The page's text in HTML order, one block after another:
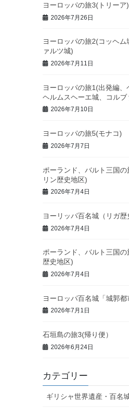
ヨーロッパの旅3(トリーア)
2026年7月26日
ヨーロッパの旅2(コッヘム
ァルツ城)
2026年7月11日
ヨーロッパの旅1(出発編
ヘルムスヘーエ城、コルブ
2026年7月10日
ヨーロッパの旅5(モナコ)
2026年7月7日
ポーランド、バルト三国
リン歴史地区)
2026年7月4日
ヨーリッパ百名城（リガ歴
2026年7月4日
ポーランド、バルト三国
歴史地区)
2026年7月4日
ヨーロッパ百名城「城郭都
2026年7月1日
石垣島の旅3(帰り便）
2026年6月24日
カテゴリー
ギリシャ世界遺産・百名